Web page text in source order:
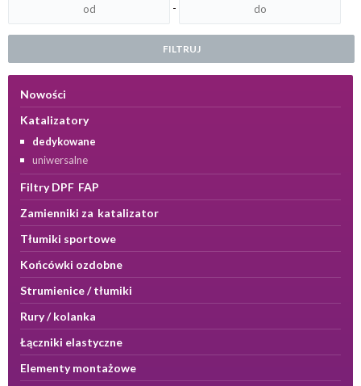
-
FILTRUJ
Nowości
Katalizatory
dedykowane
uniwersalne
Filtry DPF FAP
Zamienniki za katalizator
Tłumiki sportowe
Końcówki ozdobne
Strumienice / tłumiki
Rury / kolanka
Łączniki elastyczne
Elementy montażowe